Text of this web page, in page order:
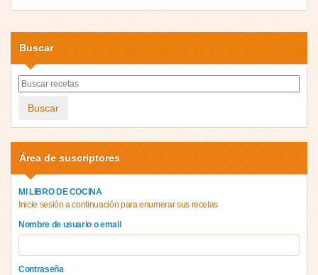
Buscar
Buscar
Área de suscriptores
MI LIBRO DE COCINA
Inicie sesión a continuación para enumerar sus recetas
Nombre de usuario o email
Contraseña